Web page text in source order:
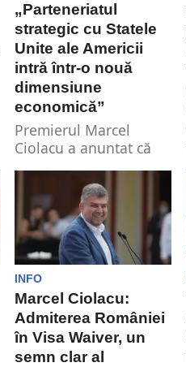
„Parteneriatul
strategic cu Statele
Unite ale Americii
intră într-o nouă
dimensiune
economică”
Premierul Marcel
Ciolacu a anunțat că
săptămâna viitoare va
avea întâlniri cu liderii
unor mari fonduri...
INFO
Marcel Ciolacu:
Admiterea României
în Visa Waiver, un
semn clar al